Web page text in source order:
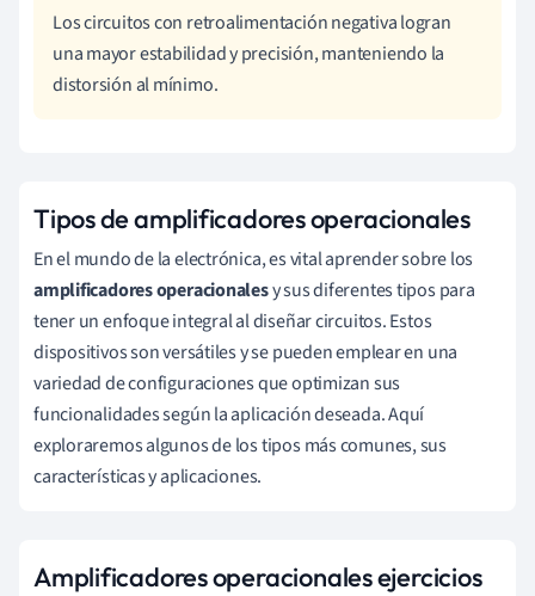
Los circuitos con retroalimentación negativa logran
una mayor estabilidad y precisión, manteniendo la
distorsión al mínimo.
Tipos de amplificadores operacionales
En el mundo de la electrónica, es vital aprender sobre los
amplificadores operacionalesy sus diferentes tipos para
tener un enfoque integral al diseñar circuitos. Estos
dispositivos son versátiles y se pueden emplear en una
variedad de configuraciones que optimizan sus
funcionalidades según la aplicación deseada. Aquí
exploraremos algunos de los tipos más comunes, sus
características y aplicaciones.
Amplificadores operacionales ejercicios